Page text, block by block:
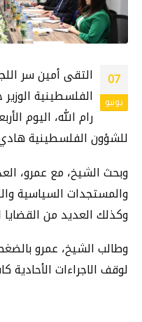
07
يونيو
التقى أمين سر
الفلسطينية
رام الله، اليوم
للشؤون الفلسطينية
وبحث الشيخ، مع عمرو،
والمستجدات السياسية
وكذلك العديد من القضايا
وطالب الشيخ، عمرو
لوقف الاجراءات الأحادية